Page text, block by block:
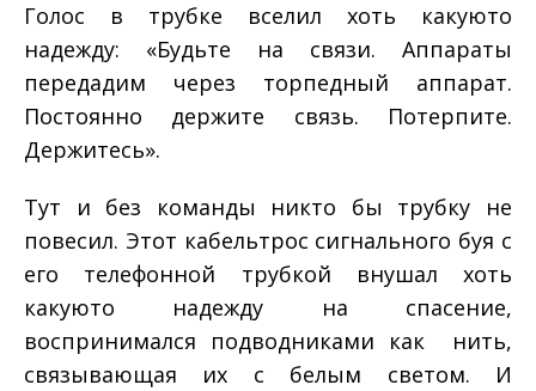
Голос в трубке вселил хоть какую­то
надежду: «Будьте на связи. Аппараты
передадим через торпедный аппарат.
Постоянно держите связь. Потерпите.
Держитесь».
Тут и без команды никто бы трубку не
повесил. Этот кабель­трос сигнального буя с
его телефонной трубкой внушал хоть
какую­то надежду на спасение,
воспринимался подводниками как нить,
связывающая их с белым светом. И